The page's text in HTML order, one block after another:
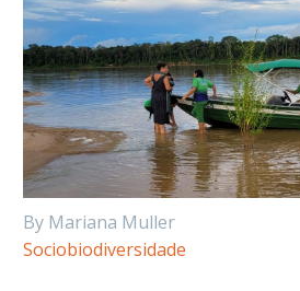
By Mariana Muller
Sociobiodiversidade